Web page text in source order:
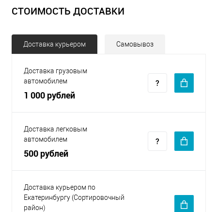
СТОИМОСТЬ ДОСТАВКИ
Доставка курьером Самовывоз
Доставка грузовым
автомобилем
1 000 рублей
Доставка легковым
автомобилем
500 рублей
Доставка курьером по
Екатеринбургу (Сортировочный
район)